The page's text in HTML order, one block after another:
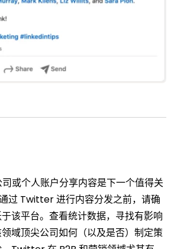
或个人账户分享内容是下一个值得关
过 Twitter 进行内容分发之前，请确
该平台。查看统计数据，寻找有影响
域顶尖公司如何（以及是否）制定策